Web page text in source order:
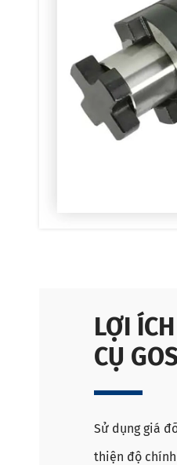
LỢI
CỤ
Sử dụng giá
thiện độ